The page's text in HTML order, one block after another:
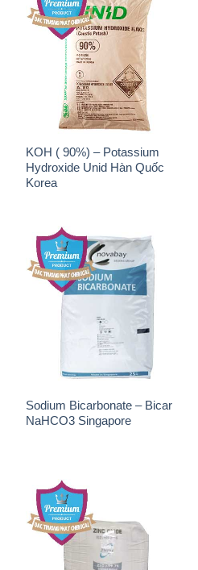
KOH ( 90%) – Potassium
Hydroxide Unid Hàn Quốc
Korea
Sodium Bicarbonate – Bicar
NaHCO3 Singapore